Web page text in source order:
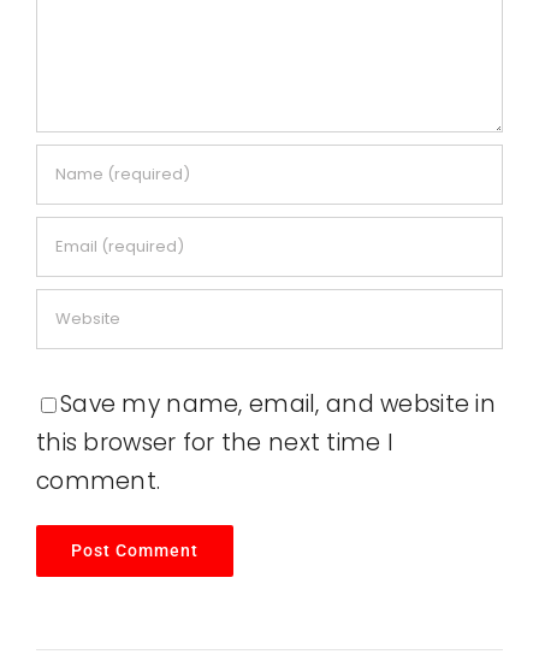
Save my name, email, and website in
this browser for the next time I
comment.